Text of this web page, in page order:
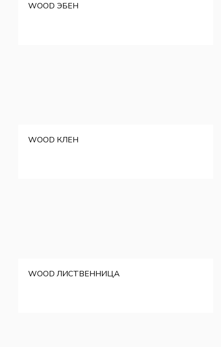
WOOD ЭБЕН
WOOD КЛЕН
WOOD ЛИСТВЕННИЦА